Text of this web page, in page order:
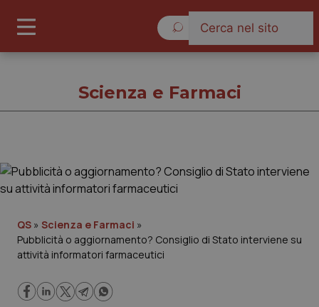
Governo e Parlamento
Regioni e Asl
Scienza e Farmaci
QS » Scienza e Farmaci »
Pubblicità o aggiornamento? Consiglio di Stato interviene su
attività informatori farmaceutici